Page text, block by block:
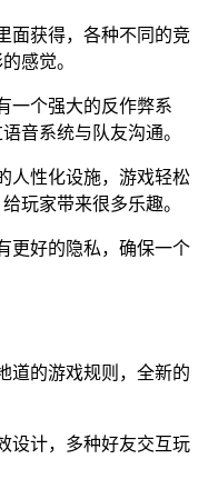
面获得，各种不同的竞
感觉。
一个强大的反作弊系
音系统与队友沟通。
人性化设施，游戏轻松
玩家带来很多乐趣。
更好的隐私，确保一个
道的游戏规则，全新的
设计，多种好友交互玩